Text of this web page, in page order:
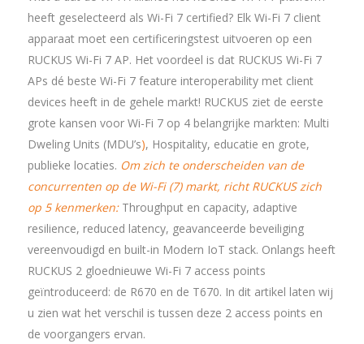
heeft geselecteerd als Wi-Fi 7 certified? Elk Wi-Fi 7 client
apparaat moet een certificeringstest uitvoeren op een
RUCKUS Wi-Fi 7 AP. Het voordeel is dat RUCKUS Wi-Fi 7
APs dé beste Wi-Fi 7 feature interoperability met client
devices heeft in de gehele markt! RUCKUS ziet de eerste
grote kansen voor Wi-Fi 7 op 4 belangrijke markten: Multi
Dweling Units (MDU’s), Hospitality, educatie en grote,
publieke locaties. Om zich te onderscheiden van de
concurrenten op de Wi-Fi (7) markt, richt RUCKUS zich
op 5 kenmerken:Throughput en capacity, adaptive
resilience, reduced latency, geavanceerde beveiliging
vereenvoudigd en built-in Modern IoT stack. Onlangs heeft
RUCKUS 2 gloednieuwe Wi-Fi 7 access points
geïntroduceerd: de R670 en de T670. In dit artikel laten wij
u zien wat het verschil is tussen deze 2 access points en
de voorgangers ervan.